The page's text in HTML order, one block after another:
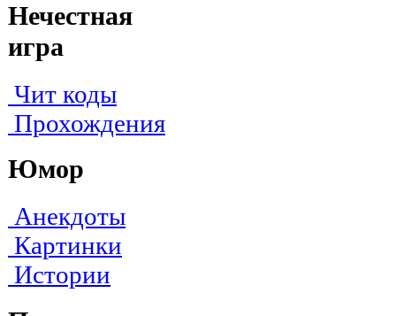
Нечестная
игра
Чит коды
Прохождения
Юмор
Анекдоты
Картинки
Истории